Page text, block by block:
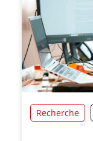
Recherche